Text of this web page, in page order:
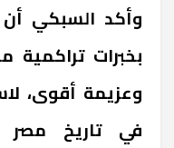
وأكد السبكي أن
بخبرات تراكمية
وعزيمة أقوى،
في تاريخ مصر